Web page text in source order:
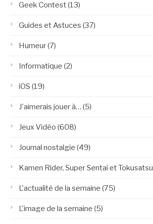
Geek Contest(13)
Guides et Astuces (37)
Humeur(7)
Informatique (2)
iOS (19)
J'aimerais jouer à… (5)
Jeux Vidéo (608)
Journal nostalgie (49)
Kamen Rider, Super Sentai et Tokusatsu
L'actualité de la semaine (75)
L'image de la semaine (5)